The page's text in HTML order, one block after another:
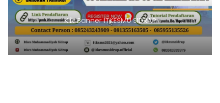
Klik Banner ITKESMU SIDRAP